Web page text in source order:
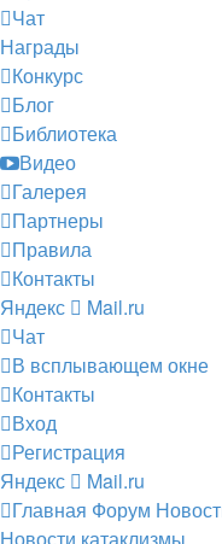
Чат
Награды
Конкурс
Блог
Библиотека
Видео
Галерея
Партнеры
Правила
Контакты
Яндекс
Mail.ru
Чат
В всплывающем окне
Контакты
Вход
Регистрация
Яндекс
Mail.ru
Главная Форум